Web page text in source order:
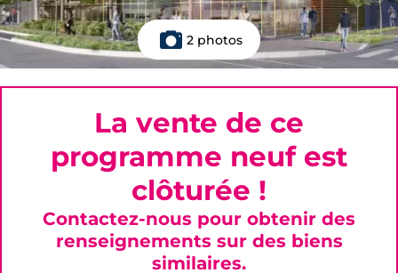
2 photos
La vente de ce
programme neuf est
clôturée !
Contactez-nous pour obtenir des
renseignements sur des biens
similaires.